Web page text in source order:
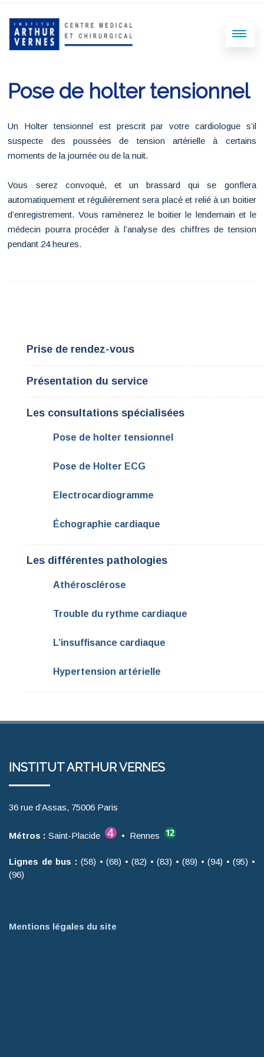
Pose de holter tensionnel
Un Holter tensionnel est prescrit par votre cardiologue s’il
suspecte des poussées de tension artérielle à certains
moments de la journée ou de la nuit.
Vous serez convoqué, et un brassard qui se gonflera
automatiquement et régulièrement sera placé et relié à un boitier
d’enregistrement. Vous ramènerez le boitier le lendemain et le
médecin pourra procéder à l’analyse des chiffres de tension
pendant 24 heures.
Prise de rendez-vous
Présentation du service
Les consultations spécialisées
Pose de holter tensionnel
Pose de Holter ECG
Electrocardiogramme
Échographie cardiaque
Les différentes pathologies
Athérosclérose
Trouble du rythme cardiaque
L’insuffisance cardiaque
Hypertension artérielle
INSTITUT ARTHUR VERNES
36 rue d’Assas, 75006 Paris
Métros : Saint-Placide • Rennes
Lignes de bus : (58) • (68) • (82) • (83) • (89) • (94) • (95) •
(96)
Mentions légales du site